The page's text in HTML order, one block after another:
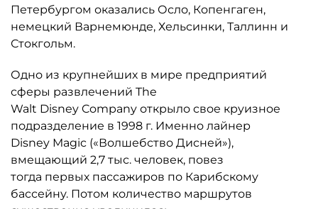
Петербургом оказались Осло, Копенгаген,
немецкий Варнемюнде, Хельсинки, Таллинн и
Стокгольм.
Одно из крупнейших в мире предприятий
сферы развлечений The
Walt Disney Company открыло свое круизное
подразделение в 1998 г. Именно лайнер
Disney Magic («Волшебство Дисней»),
вмещающий 2,7 тыс. человек, повез
тогда первых пассажиров по Карибскому
бассейну. Потом количество маршрутов